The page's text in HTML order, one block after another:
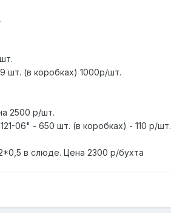
шт. (в коробках) 1000р/шт.
2500 р/шт.
06" - 650 шт. (в коробках) - 110 р/шт.
в слюде. Цена 2300 р/бухта